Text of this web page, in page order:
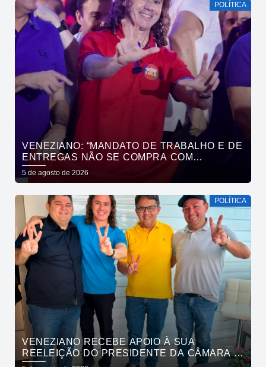
POLÍTICA
VENEZIANO: “MANDATO DE TRABALHO E DE
ENTREGAS NÃO SE COMPRA COM
DINHEIRO, SE CONQUISTA COM TRABALHO”
5 de agosto de 2026
POLÍTICA
VENEZIANO RECEBE APOIO À SUA
REELEIÇÃO DO PRESIDENTE DA CÂMARA E
VEREADORES DE SÃO BENTO